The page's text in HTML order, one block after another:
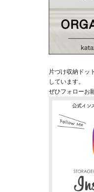
片づけ収納ドッ
しています。
ぜひフォローお